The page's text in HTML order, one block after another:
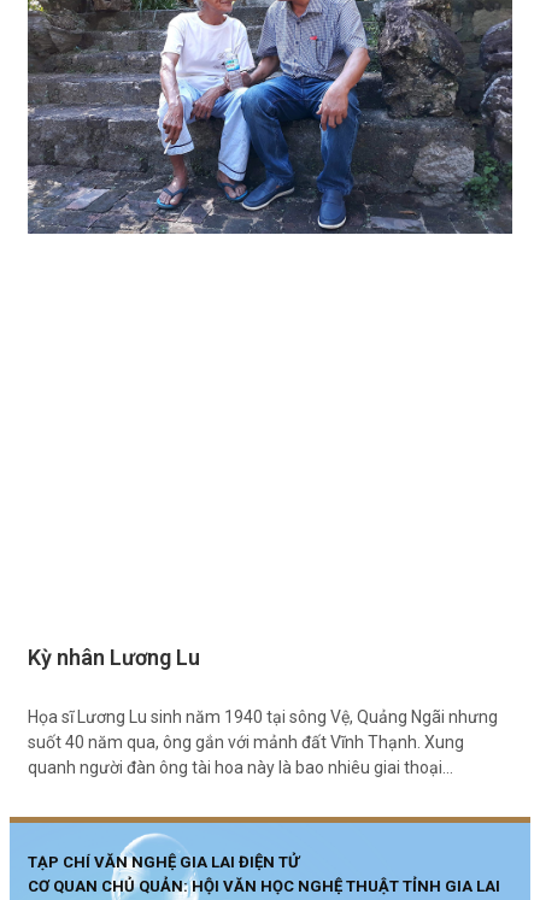
Kỳ nhân Lương Lu
Họa sĩ Lương Lu sinh năm 1940 tại sông Vệ, Quảng Ngãi nhưng
suốt 40 năm qua, ông gắn với mảnh đất Vĩnh Thạnh. Xung
quanh người đàn ông tài hoa này là bao nhiêu giai thoại…
TẠP CHÍ VĂN NGHỆ GIA LAI ĐIỆN TỬ
CƠ QUAN CHỦ QUẢN: HỘI VĂN HỌC NGHỆ THUẬT TỈNH GIA LAI